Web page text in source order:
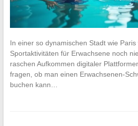
In einer so dynamischen Stadt wie
Sportaktivitäten für Erwachsene noch
raschen Aufkommen digitaler
fragen, ob man einen Erwachsenen-
buchen kann…